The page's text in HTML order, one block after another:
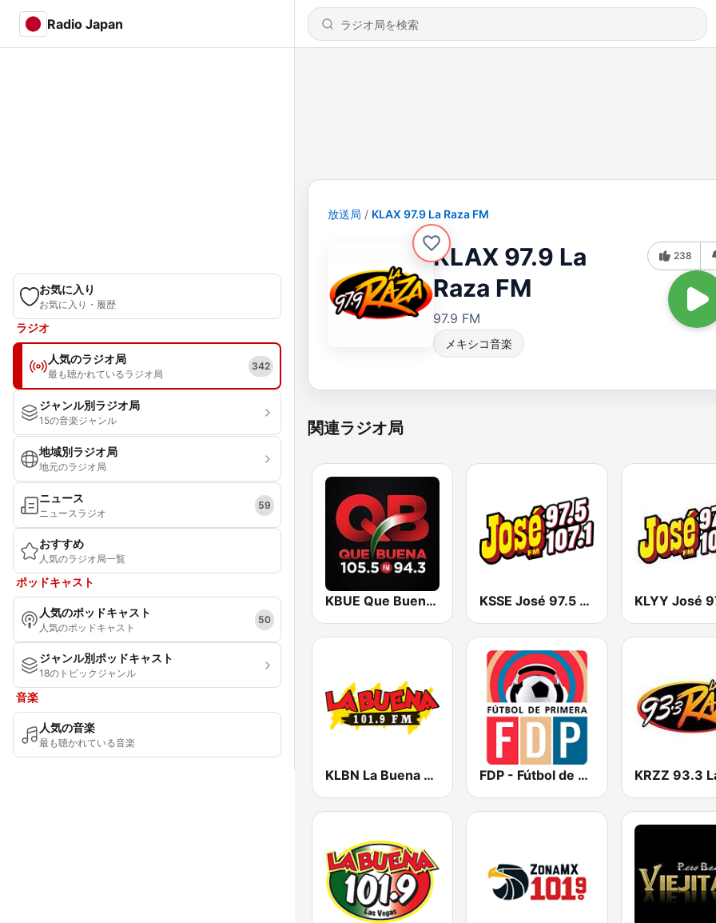
Radio Japan
お気に入り
お気に入り・履歴
ラジオ
人気のラジオ局
最も聴かれているラジオ局
342
ジャンル別ラジオ局
15の音楽ジャンル
地域別ラジオ局
地元のラジオ局
ニュース
ニュースラジオ
59
おすすめ
人気のラジオ局一覧
ポッドキャスト
人気のポッドキャスト
人気のポッドキャスト
50
ジャンル別ポッドキャスト
18のトピックジャンル
音楽
人気の音楽
最も聴かれている音楽
放送局 KLAX 97.9 La Raza FM
KLAX 97.9 La
Raza FM
97.9 FM
メキシコ音楽
238
関連ラジオ局
KBUE Que Buena 105.5 / 94.3 FM (US Only) KSSE José 97.5 y 107.1
KLBN La Buena 101.9 FM FDP - Fútbol de Primera